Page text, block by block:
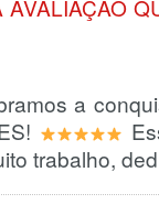
a
trabalho,